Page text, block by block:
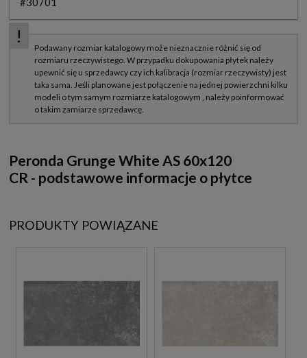
Peronda Grunge White AS 60x120
CR - podstawowe informacje o płytce
PRODUKTY POWIĄZANE